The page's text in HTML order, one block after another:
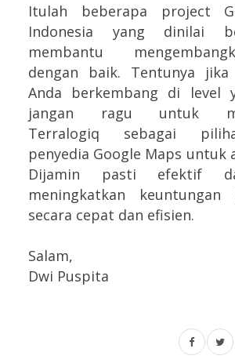
Itulah beberapa project
Indonesia yang dinilai
membantu
dengan baik. Tentunya
Anda berkembang di level
jangan ragu untuk
Terralogiq sebagai
penyedia Google Maps untuk
Dijamin pasti efektif
meningkatkan keuntungan
secara cepat dan efisien.
Salam,
Dwi Puspita